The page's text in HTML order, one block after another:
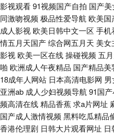
人操人人摸 天堂资源 综合网日韩 超
亚洲av色影院 97超碰人人在线 国产
日本毛片视频 深夜福利网 亚洲性爱
页 久草超碰在线 91se在线 操碰公
资源 午夜性国产 91传媒视频网站
影视观看91视频国产自拍 国产
同激吻视频 极品性爱导航 欧美国
成人影视 欧美日韩中文一区 手机
情五月天国产综合网五月天 美女
影视 欧美一区在线操碰视频 五
啪 欧洲成人午夜精品 国产精品美
18成年人网站 日本高清电影网
亚洲ab 成人少妇视频导航 91国
频高清在线精品香蕉求a片网址
国产成人激情视频 黑料吃瓜精品
香港伦理剧 日韩大片观看网址